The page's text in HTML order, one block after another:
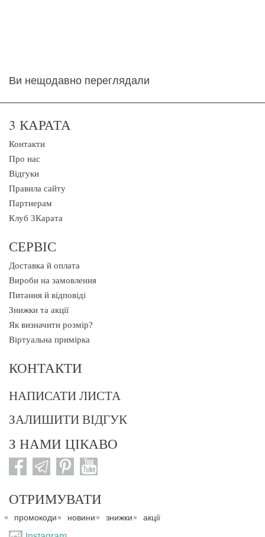
Ви нещодавно переглядали
3 КАРАТА
Контакти
Про нас
Відгуки
Правила сайту
Партнерам
Клуб 3Карата
СЕРВІС
Доставка й оплата
Вироби на замовлення
Питання й відповіді
Знижки та акції
Як визначити розмір?
Віртуальна примірка
КОНТАКТИ
НАПИСАТИ ЛИСТА
ЗАЛИШИТИ ВІДГУК
З НАМИ ЦІКАВО
ОТРИМУВАТИ
промокоди новини знижки акції